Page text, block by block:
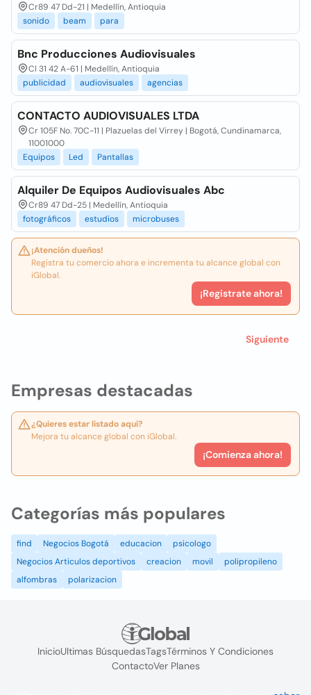
Empresas destacadas
¿Quieres estar listado aquí?
Mejora tu alcance global con iGlobal.
¡Comienza ahora!
Cr89 47 Dd-21 | Medellín, Antioquia
sonido
beam para
Bnc Producciones Audiovisuales
Cl 31 42 A-61 | Medellín, Antioquia
publicidad
audiovisuales agencias
CONTACTO AUDIOVISUALES LTDA
Cr 105F No. 70C-11 | Plazuelas del Virrey | Bogotá, Cundinamarca,
11001000
Equipos
Led Pantallas
Alquiler De Equipos Audiovisuales Abc
Cr89 47 Dd-25 | Medellín, Antioquia
fotográficos
estudios microbuses
¡Atención dueños!
Registra tu comercio ahora e incrementa tu alcance global con
iGlobal.
¡Registrate ahora!
Siguiente
Categorías más populares
find Negocios Bogotá educacion
psicologo
Negocios Articulos deportivos
creacion movil
polipropileno
alfombras
polarizacion
InicioUltimas BúsquedasTagsTérminos Y Condiciones
ContactoVer Planes